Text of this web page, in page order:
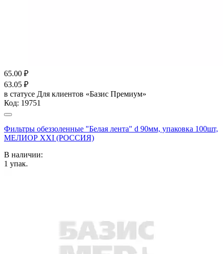
65.00 ₽
63.05 ₽
в статусе Для клиентов «Базис Премиум»
Код: 19751
Фильтры обеззоленные "Белая лента" d 90мм, упаковка 100шт,
МЕЛИОР XXI (РОССИЯ)
В наличии:
1 упак.